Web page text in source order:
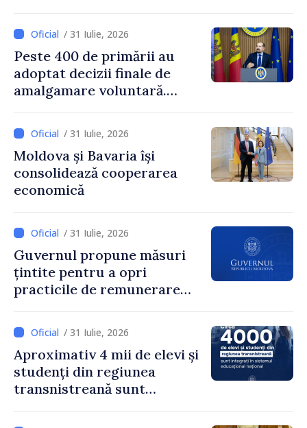
și însărcinatul cu afaceri al
SUA, Nick Pietrowicz
/ 31 Iulie, 2026
Peste 400 de primării au
adoptat decizii finale de
amalgamare voluntară.
Guvernului, Alexei Buzu:
„85,5% dintre primării au
inițiat procesul. Le
mulțumim aleșilor locali
pentru că au pus pe primul
dezvoltar
/ 31 Iulie, 2026
Moldova și Bavaria își
consolidează cooperarea
economică
/ 31 Iulie, 2026
Guvernul propune măsuri
țintite pentru a opri
practicile de remunerare
/ 31 Iulie, 2026
Aproximativ 4 mii de elevi și
studenți din regiunea
transnistreană sunt
educațional național